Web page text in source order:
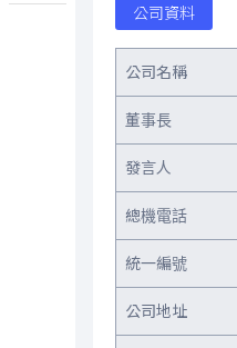
公司資料
公司名稱
董事長
發言人
總機電話
統一編號
公司地址